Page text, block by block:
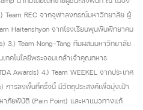
Team REC จากจุฬาลงกรณ์มหาวิทยาลัย ผู้
Haitenshyon จากโรงเรียนพุนพินพิทยาคม
3.) Team Nong-Tang ทีมผสมมหาวิทยาลัย
ทคโนโลยีพระจอมเกล้าเจ้าคุณทหาร
Awards) 4.) Team WEEKEL จากประเทศ
การลงพื้นที่ครั้งนี้ มีวัตถุประสงค์เพื่อมุ่งเป้า
ภัยพิบัติ (Pain Point) และหาแนวทางแก้